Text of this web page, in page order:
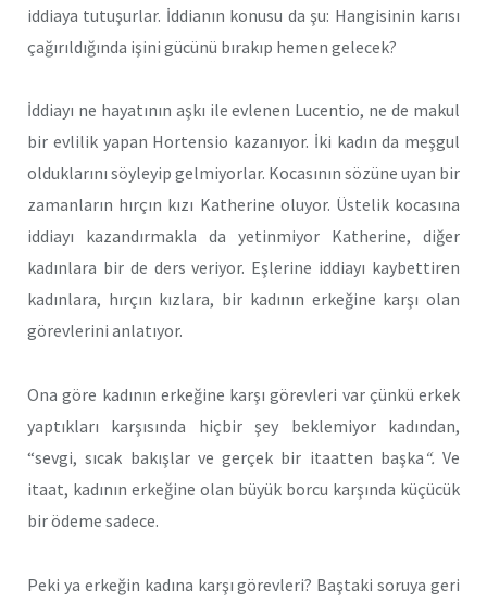
iddiaya tutuşurlar. İddianın konusu da şu: Hangisinin karısı
çağırıldığında işini gücünü bırakıp hemen gelecek?
İddiayı ne hayatının aşkı ile evlenen Lucentio, ne de makul
bir evlilik yapan Hortensio kazanıyor. İki kadın da meşgul
olduklarını söyleyip gelmiyorlar. Kocasının sözüne uyan bir
zamanların hırçın kızı Katherine oluyor. Üstelik kocasına
iddiayı kazandırmakla da yetinmiyor Katherine, diğer
kadınlara bir de ders veriyor. Eşlerine iddiayı kaybettiren
kadınlara, hırçın kızlara, bir kadının erkeğine karşı olan
görevlerini anlatıyor.
Ona göre kadının erkeğine karşı görevleri var çünkü erkek
yaptıkları karşısında hiçbir şey beklemiyor kadından,
“sevgi, sıcak bakışlar ve gerçek bir itaatten başka “. Ve
itaat, kadının erkeğine olan büyük borcu karşında küçücük
bir ödeme sadece.
Peki ya erkeğin kadına karşı görevleri? Baştaki soruya geri